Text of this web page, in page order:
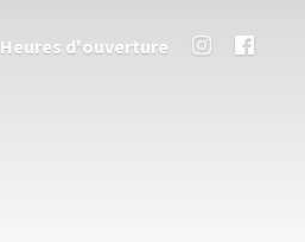
Heures d'ouverture